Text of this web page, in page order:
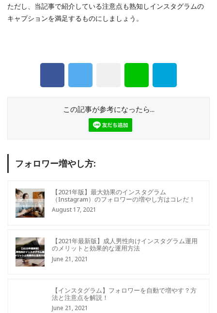
ただし、当記事で紹介している注意点も熟知しインスタグラムの
キャプションを満足するものにしましょう。
この記事が参考になったら...
フォロワー増やし方:
【2021年版】最大効果のインスタグラム
（Instagram）のフォロワーの増やし方はコレだ！
August 17, 2021
【2021年最新版】成人男性向けインスタグラム運用
のメリットと効果的な運用方法
June 21, 2021
【インスタグラム】フォロワーを自動で増やす？方
法と注意点を解説！
June 21, 2021